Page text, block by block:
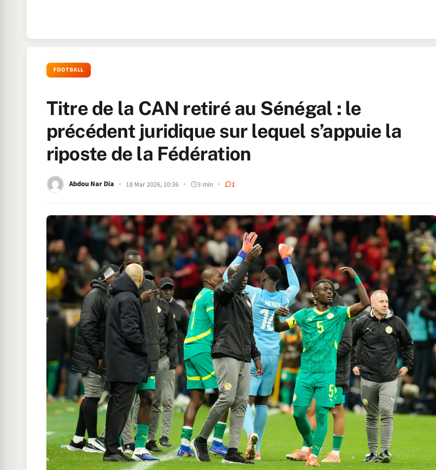
FOOTBALL
Titre de la CAN retiré au Sénégal : le
précédent juridique sur lequel s’appuie la
riposte de la Fédération
Abdou Nar Dia 18 Mar 2026, 10:36 3 min 1